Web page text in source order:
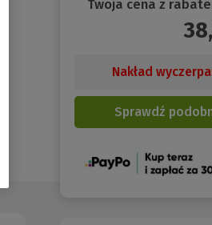
Twoja cena z
Nakład
Sprawdź
(Nowe